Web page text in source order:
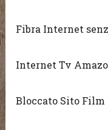
Fibra Internet
Internet Tv
Bloccato Sito